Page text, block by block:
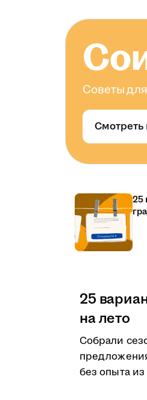
Советы
Смотреть
25
25
на лето
Собрали
без опыта